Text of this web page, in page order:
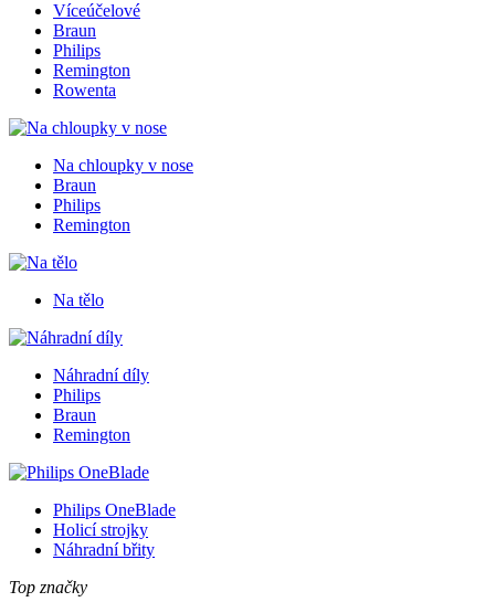
Víceúčelové
Braun
Philips
Remington
Rowenta
Na chloupky v nose
Braun
Philips
Remington
Na tělo
Náhradní díly
Philips
Braun
Remington
Philips OneBlade
Holicí strojky
Náhradní břity
Top značky